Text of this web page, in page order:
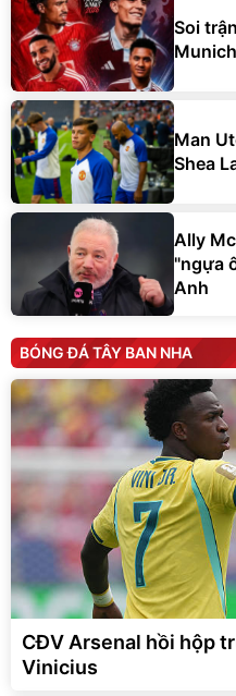
Soi
Man
Shea
Ally
"ngựa
Anh
BÓNG ĐÁ TÂY BAN NHA
CĐV Arsenal hồi hộp
Vinicius